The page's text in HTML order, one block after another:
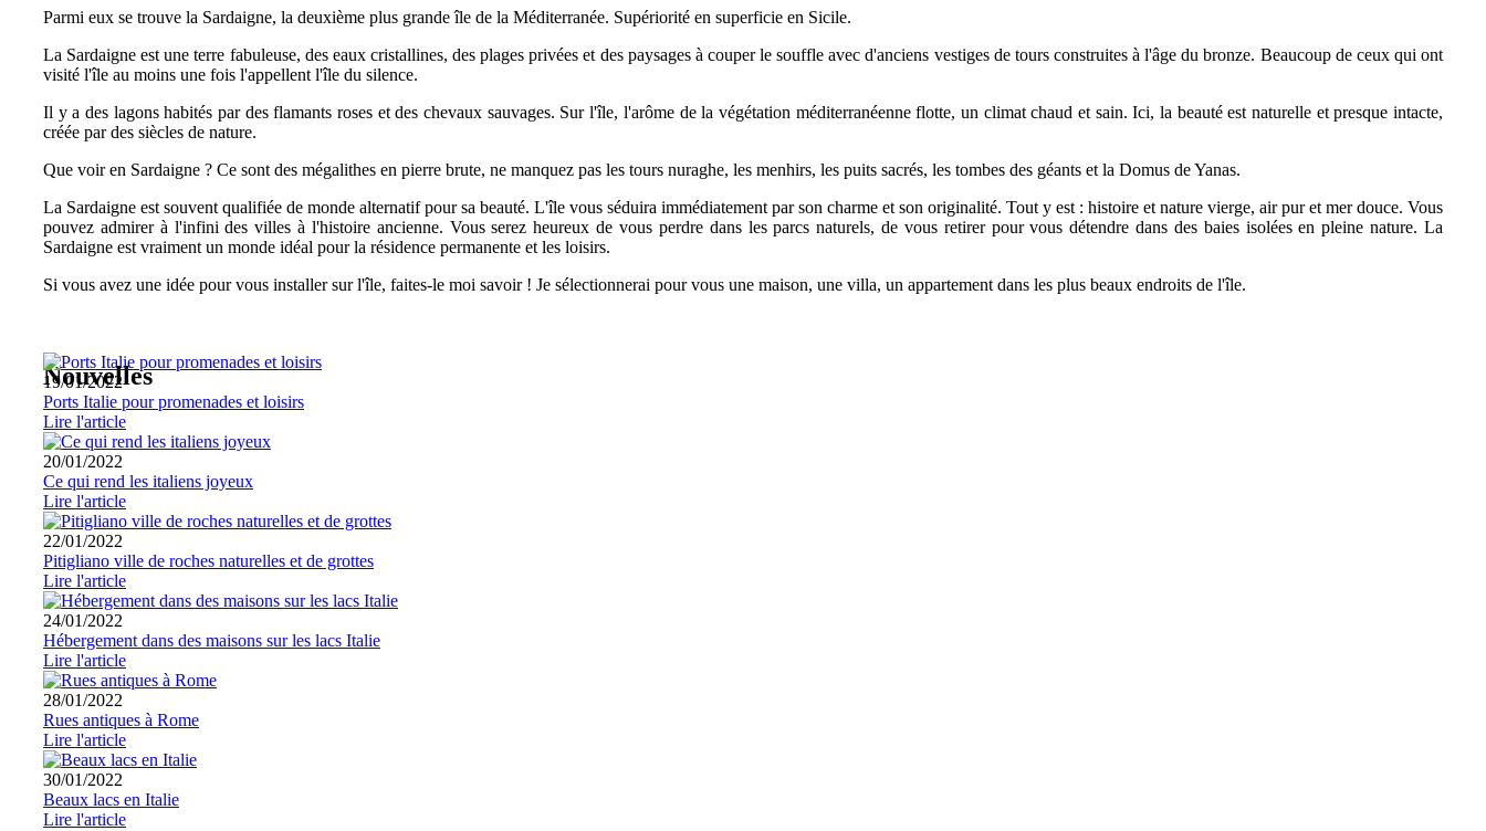
Parmi eux se trouve la Sardaigne, la deuxième plus grande île de la Méditerranée. Supériorité en superficie en Sicile.
La Sardaigne est une terre fabuleuse, des eaux cristallines, des plages privées et des paysages à couper le souffle avec d'anciens vestiges de tours construites à l'âge du bronze. Beaucoup de ceux qui ont
visité l'île au moins une fois l'appellent l'île du silence.
Il y a des lagons habités par des flamants roses et des chevaux sauvages. Sur l'île, l'arôme de la végétation méditerranéenne flotte, un climat chaud et sain. Ici, la beauté est naturelle et presque intacte,
créée par des siècles de nature.
Que voir en Sardaigne ? Ce sont des mégalithes en pierre brute, ne manquez pas les tours nuraghe, les menhirs, les puits sacrés, les tombes des géants et la Domus de Yanas.
La Sardaigne est souvent qualifiée de monde alternatif pour sa beauté. L'île vous séduira immédiatement par son charme et son originalité. Tout y est : histoire et nature vierge, air pur et mer douce. Vous
pouvez admirer à l'infini des villes à l'histoire ancienne. Vous serez heureux de vous perdre dans les parcs naturels, de vous retirer pour vous détendre dans des baies isolées en pleine nature. La
Sardaigne est vraiment un monde idéal pour la résidence permanente et les loisirs.
Si vous avez une idée pour vous installer sur l'île, faites-le moi savoir ! Je sélectionnerai pour vous une maison, une villa, un appartement dans les plus beaux endroits de l'île.
Nouvelles
19/01/2022
Ports Italie pour promenades et loisirs
Lire l'article
20/01/2022
Ce qui rend les italiens joyeux
Lire l'article
22/01/2022
Pitigliano ville de roches naturelles et de grottes
Lire l'article
24/01/2022
Hébergement dans des maisons sur les lacs Italie
Lire l'article
28/01/2022
Rues antiques à Rome
Lire l'article
30/01/2022
Beaux lacs en Italie
Lire l'article